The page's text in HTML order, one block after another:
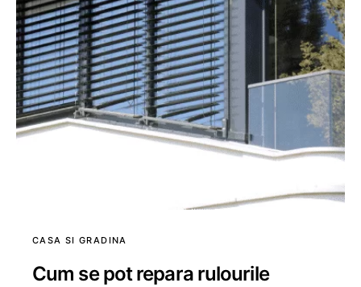
CASA SI GRADINA
Cum se pot repara rulourile